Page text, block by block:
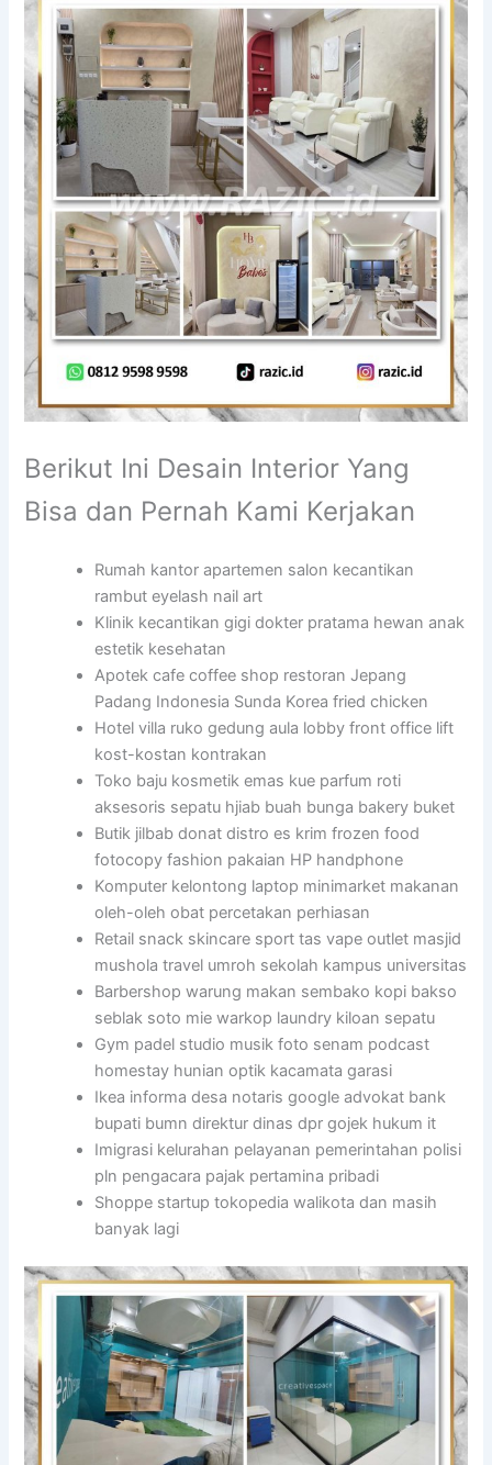
Berikut Ini Desain Interior Yang
Bisa dan Pernah Kami Kerjakan
Rumah kantor apartemen salon kecantikan
rambut eyelash nail art
Klinik kecantikan gigi dokter pratama hewan anak
estetik kesehatan
Apotek cafe coffee shop restoran Jepang
Padang Indonesia Sunda Korea fried chicken
Hotel villa ruko gedung aula lobby front office lift
kost-kostan kontrakan
Toko baju kosmetik emas kue parfum roti
aksesoris sepatu hjiab buah bunga bakery buket
Butik jilbab donat distro es krim frozen food
fotocopy fashion pakaian HP handphone
Komputer kelontong laptop minimarket makanan
oleh-oleh obat percetakan perhiasan
Retail snack skincare sport tas vape outlet masjid
mushola travel umroh sekolah kampus universitas
Barbershop warung makan sembako kopi bakso
seblak soto mie warkop laundry kiloan sepatu
Gym padel studio musik foto senam podcast
homestay hunian optik kacamata garasi
Ikea informa desa notaris google advokat bank
bupati bumn direktur dinas dpr gojek hukum it
Imigrasi kelurahan pelayanan pemerintahan polisi
pln pengacara pajak pertamina pribadi
Shoppe startup tokopedia walikota dan masih
banyak lagi